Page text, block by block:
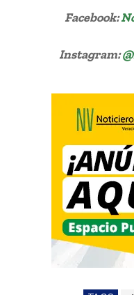
Facebook:
Instagram: